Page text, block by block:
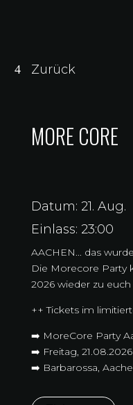
Zurück
MORE CORE
Datum: 21. Aug.
Einlass: 23:00
AACHEN... das
Die Morecore Party
2026 wieder zu
++ Tickets im
➡️ MoreCore Party
➡️ Freitag, 21.08.2026
➡️ Barbarossa,